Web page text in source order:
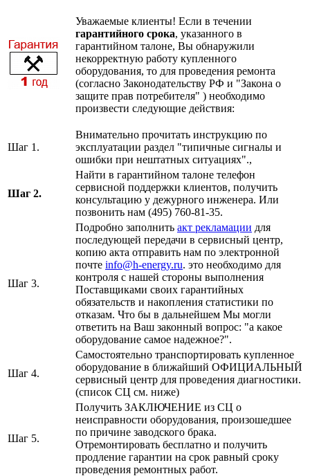
Уважаемые клиенты! Если в течении
гарантийного срока, указанного в
гарантийном талоне, Вы обнаружили
некорректную работу купленного
оборудования, то для проведения ремонта
(согласно Законодательству РФ и "Закона о
защите прав потребителя" ) необходимо
произвести следующие действия:
Шаг 1.
Внимательно прочитать инструкцию по
эксплуатации раздел "типичные сигналы и
ошибки при нештатных ситуациях".,
Шаг 2.
Найти в гарантийном талоне телефон
сервисной поддержки клиентов, получить
консультацию у дежурного инженера. Или
позвонить нам (495) 760-81-35.
Шаг 3.
Подробно заполнить акт рекламации для
последующей передачи в сервисный центр,
копию акта отправить нам по электронной
почте info@h-energy.ru. это необходимо для
контроля с нашей стороны выполнения
Поставщиками своих гарантийных
обязательств и накопления статистики по
отказам. Что бы в дальнейшем Мы могли
ответить на Ваш законный вопрос: "а какое
оборудование самое надежное?".
Шаг 4.
Самостоятельно транспортировать купленное
оборудование в ближайший ОФИЦИАЛЬНЫЙ
сервисный центр для проведения диагностики.
(список СЦ см. ниже)
Шаг 5.
Получить ЗАКЛЮЧЕНИЕ из СЦ о
неисправности оборудования, произошедшее
по причине заводского брака.
Отремонтировать бесплатно и получить
продление гарантии на срок равный сроку
проведения ремонтных работ.